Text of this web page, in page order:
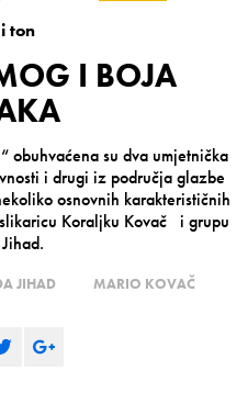
ton
I BOJA
obuhvaćena su dva umjetnička
i drugi iz područja glazbe
osnovnih karakterističnih
Koraljku Kovač i grupu
JIHAD MARIO KOVAČ